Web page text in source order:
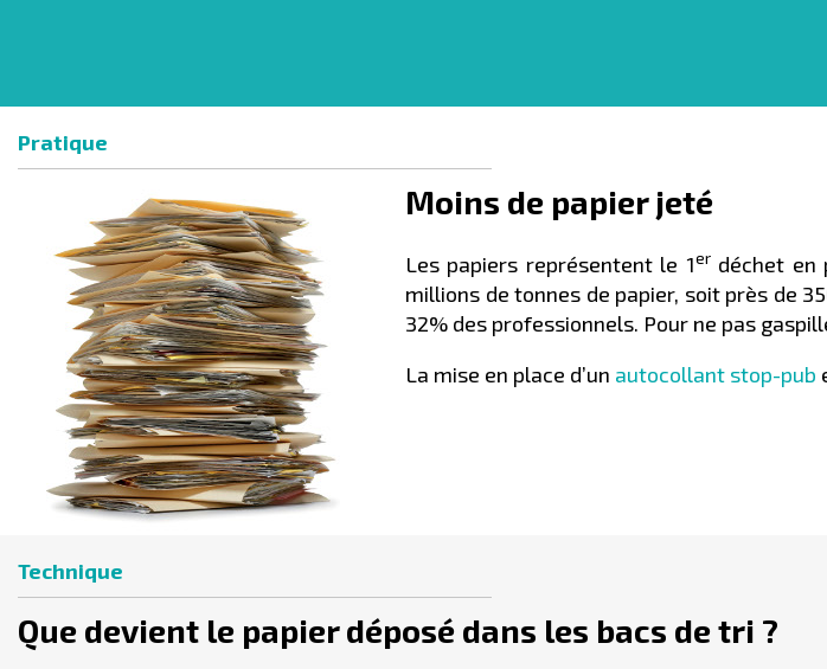
Pratique
Moins de papier jeté
Les papiers représentent le 1erdéchet en
millions de tonnes de papier, soit près de
32% des professionnels. Pour ne pas
La mise en place d’un autocollant stop-pub
Technique
Que devient le papier déposé dans les bacs de tri ?